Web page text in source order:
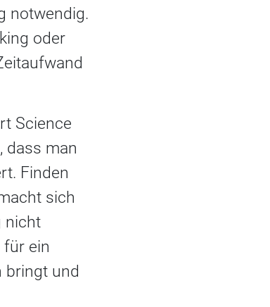
notwendig.
oder
Science
dass man
Finden
sich
nicht
ein
bringt und